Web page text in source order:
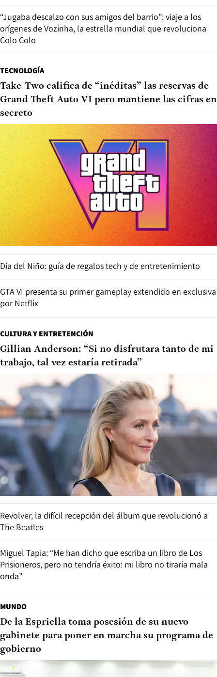
“Jugaba descalzo con sus amigos del barrio”: viaje a los
orígenes de Vozinha, la estrella mundial que revoluciona
Colo Colo
TECNOLOGÍA
Take-Two califica de “inéditas” las reservas de
Grand Theft Auto VI pero mantiene las cifras en
secreto
Día del Niño: guía de regalos tech y de entretenimiento
GTA VI presenta su primer gameplay extendido en exclusiva
por Netflix
CULTURA Y ENTRETENCIÓN
Gillian Anderson: “Si no disfrutara tanto de mi
trabajo, tal vez estaría retirada”
Revolver, la difícil recepción del álbum que revolucionó a
The Beatles
Miguel Tapia: “Me han dicho que escriba un libro de Los
Prisioneros, pero no tendría éxito: mi libro no tiraría mala
onda”
MUNDO
De la Espriella toma posesión de su nuevo
gabinete para poner en marcha su programa de
gobierno